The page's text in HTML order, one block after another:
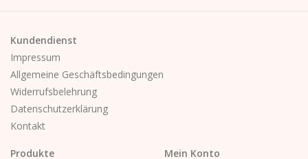
Kundendienst
Impressum
Allgemeine Geschäftsbedingungen
Widerrufsbelehrung
Datenschutzerklärung
Kontakt
Produkte Mein Konto